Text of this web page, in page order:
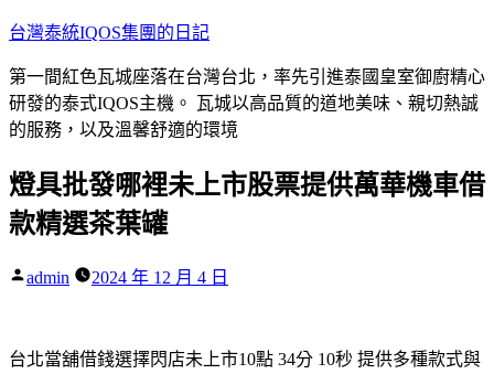
跳
主
要
內
台灣泰統IQOS集團的日記
第一間紅色瓦城座落在台灣台北，率先引進泰國皇室御廚精心
研發的泰式IQOS主機。 瓦城以高品質的道地美味、親切熱誠
的服務，以及溫馨舒適的環境
燈具批發哪裡未上市股票提供萬華機車借
款精選茶葉罐
作
admin 2024 年 12 月 4 日
台北當舖借錢選擇閃店未上市10點 34分 10秒 提供多種款式與